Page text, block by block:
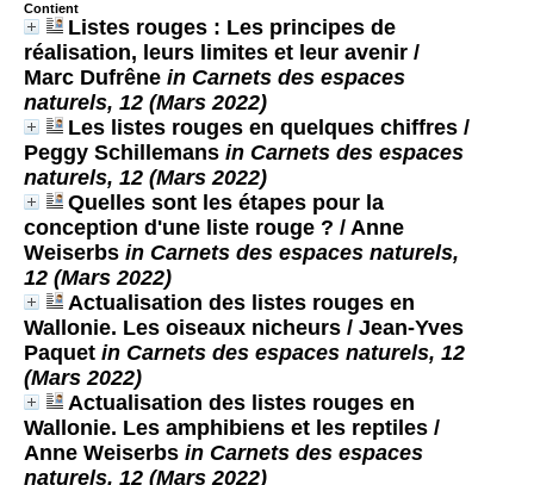
Contient
Listes rouges : Les principes de
réalisation, leurs limites et leur avenir /
Marc Dufrêne in Carnets des espaces
naturels, 12 (Mars 2022)
Les listes rouges en quelques chiffres /
Peggy Schillemans in Carnets des espaces
naturels, 12 (Mars 2022)
Quelles sont les étapes pour la
conception d'une liste rouge ? / Anne
Weiserbs in Carnets des espaces naturels,
12 (Mars 2022)
Actualisation des listes rouges en
Wallonie. Les oiseaux nicheurs / Jean-Yves
Paquet in Carnets des espaces naturels, 12
(Mars 2022)
Actualisation des listes rouges en
Wallonie. Les amphibiens et les reptiles /
Anne Weiserbs in Carnets des espaces
naturels, 12 (Mars 2022)